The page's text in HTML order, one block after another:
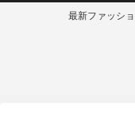
最新ファッシ